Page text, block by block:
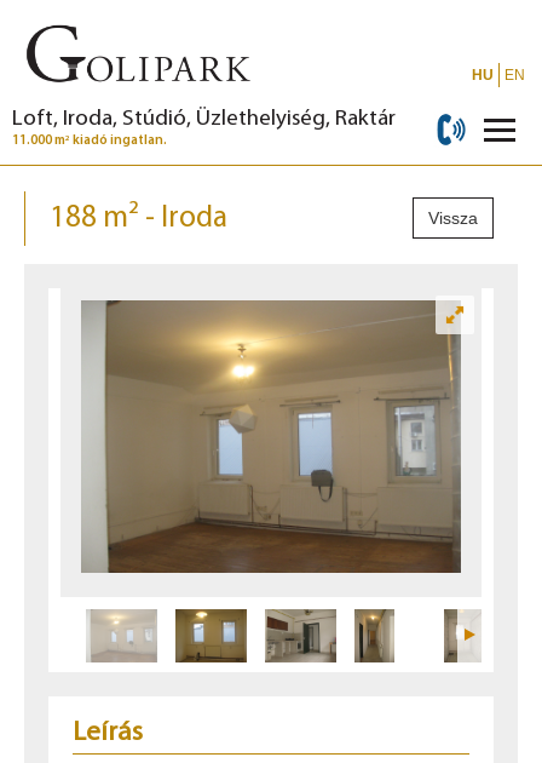
Loft, Iroda, Stúdió, Üzlethelyiség, Raktár
11.000 m2 kiadó ingatlan.
HU EN
188 m² - Iroda Vissza
Leírás